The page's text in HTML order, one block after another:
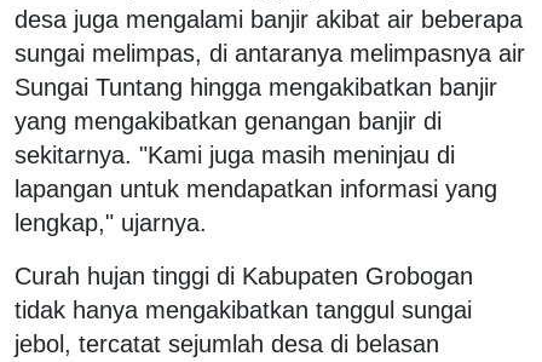
desa juga mengalami banjir akibat air beberapa
sungai melimpas, di antaranya melimpasnya air
Sungai Tuntang hingga mengakibatkan banjir
yang mengakibatkan genangan banjir di
sekitarnya. "Kami juga masih meninjau di
lapangan untuk mendapatkan informasi yang
lengkap," ujarnya.
Curah hujan tinggi di Kabupaten Grobogan
tidak hanya mengakibatkan tanggul sungai
jebol, tercatat sejumlah desa di belasan